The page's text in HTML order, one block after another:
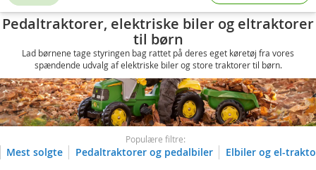
Pedaltraktorer, elektriske biler og eltraktorer
til børn
Lad børnene tage styringen bag rattet på deres eget køretøj fra vores
spændende udvalg af elektriske biler og store traktorer til børn.
Populære filtre:
Mest solgte Pedaltraktorer og pedalbiler Elbiler og el-